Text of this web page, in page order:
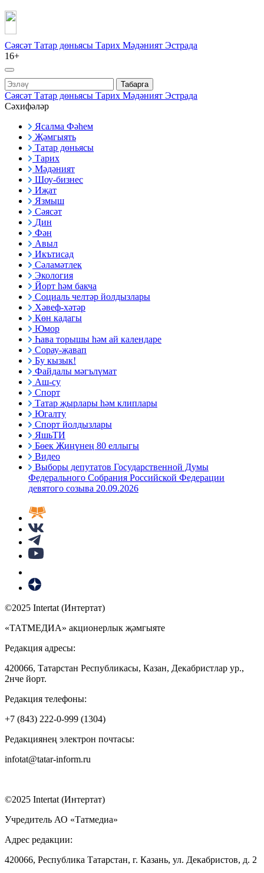
Сәясәт Татар дөньясы Тарих Мәдәният Эстрада
16+
Табарга
Сәясәт Татар дөньясы Тарих Мәдәният Эстрада
Сәхифәләр
Ясалма Фәһем
Җәмгыять
Татар дөньясы
Тарих
Мәдәният
Шоу-бизнес
Иҗат
Язмыш
Сәясәт
Дин
Фән
Авыл
Икътисад
Сәламәтлек
Экология
Йорт һәм бакча
Социаль челтәр йолдызлары
Хәвеф-хәтәр
Көн кадагы
Юмор
Һава торышы һәм ай календаре
Сорау-җавап
Бу кызык!
Файдалы мәгълүмат
Аш-су
Спорт
Татар җырлары һәм клиплары
Югалту
Спорт йолдызлары
ЯшьТИ
Бөек Җиңүнең 80 еллыгы
Видео
Выборы депутатов Государственной Думы
Федерального Собрания Российской Федерации
девятого созыва 20.09.2026
©2025 Intertat (Интертат)
«ТАТМЕДИА» акционерлык җәмгыяте
Редакция адресы:
420066, Татарстан Республикасы, Казан, Декабристлар ур.,
2нче йорт.
Редакция телефоны:
+7 (843) 222-0-999 (1304)
Редакциянең электрон почтасы:
infotat@tatar-inform.ru
©2025 Intertat (Интертат)
Учредитель АО «Татмедиа»
Адрес редакции:
420066, Республика Татарстан, г. Казань, ул. Декабристов, д. 2